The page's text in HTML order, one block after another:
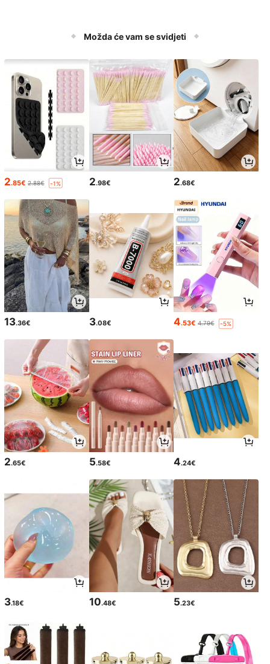
Možda će vam se svidjeti
2.85€ 2.88€ -1% 2.98€ 2.68€
13.36€ 3.08€ 4.53€ 4.79€ -5%
2.65€ 5.58€ 4.24€
3.18€ 10.48€ 5.23€